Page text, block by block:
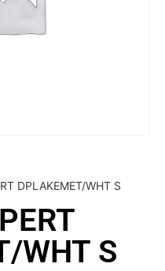
DPLAKEMET/WHT S
WHT S